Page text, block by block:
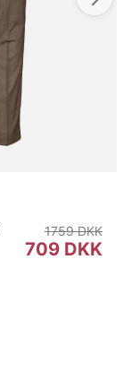
709 DKK
1759 DKK